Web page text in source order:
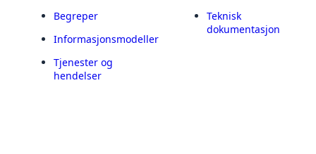
Begreper
Informasjonsmodeller
Tjenester og
hendelser
Teknisk
dokumentasjon